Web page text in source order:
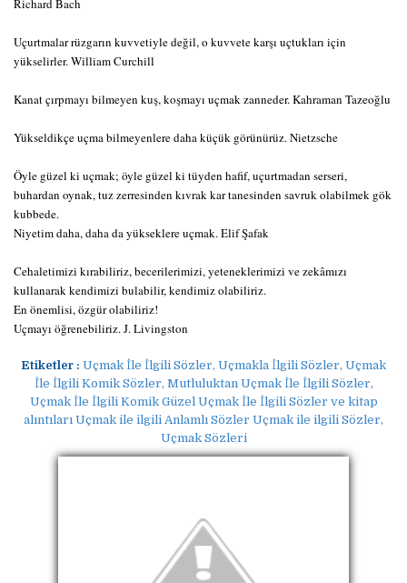
Richard Bach
Uçurtmalar rüzgarın kuvvetiyle değil, o kuvvete karşı uçtukları için
yükselirler. William Curchill
Kanat çırpmayı bilmeyen kuş, koşmayı uçmak zanneder. Kahraman Tazeoğlu
Yükseldikçe uçma bilmeyenlere daha küçük görünürüz. Nietzsche
Öyle güzel ki uçmak; öyle güzel ki tüyden hafif, uçurtmadan serseri,
buhardan oynak, tuz zerresinden kıvrak kar tanesinden savruk olabilmek gök
kubbede.
Niyetim daha, daha da yükseklere uçmak. Elif Şafak
Cehaletimizi kırabiliriz, becerilerimizi, yeteneklerimizi ve zekâmızı
kullanarak kendimizi bulabilir, kendimiz olabiliriz.
En önemlisi, özgür olabiliriz!
Uçmayı öğrenebiliriz. J. Livingston
Etiketler : Uçmak İle İlgili Sözler, Uçmakla İlgili Sözler, Uçmak
İle İlgili Komik Sözler, Mutluluktan Uçmak İle İlgili Sözler,
Uçmak İle İlgili Komik Güzel Uçmak İle İlgili Sözler ve kitap
alıntıları Uçmak ile ilgili Anlamlı Sözler Uçmak ile ilgili Sözler,
Uçmak Sözleri